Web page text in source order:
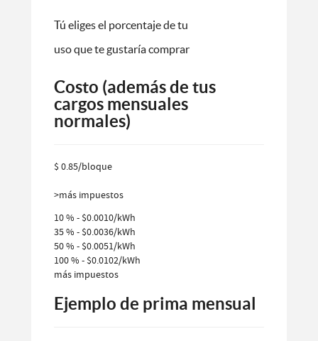
Tú eliges el porcentaje de tu
uso que te gustaría comprar
Costo (además de tus
cargos mensuales
normales)
$ 0.85/bloque
>más impuestos
10 % - $0.0010/kWh
35 % - $0.0036/kWh
50 % - $0.0051/kWh
100 % - $0.0102/kWh
más impuestos
Ejemplo de prima mensual